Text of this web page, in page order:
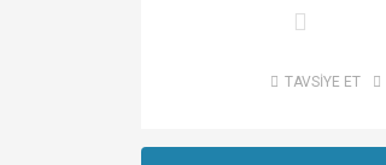
TAVSİYE ET